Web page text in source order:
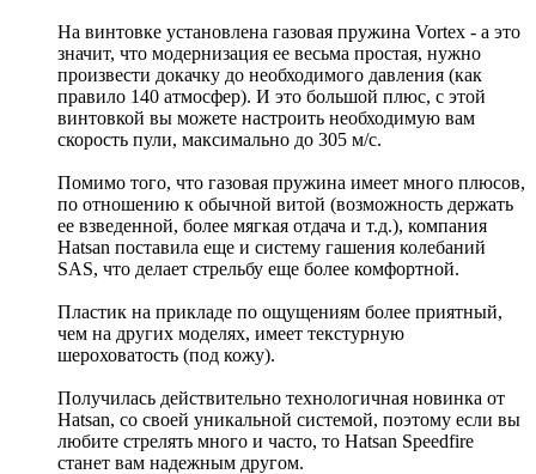
На винтовке установлена газовая пружина Vortex - а это
значит, что модернизация ее весьма простая, нужно
произвести докачку до необходимого давления (как
правило 140 атмосфер). И это большой плюс, с этой
винтовкой вы можете настроить необходимую вам
скорость пули, максимально до 305 м/с.
Помимо того, что газовая пружина имеет много плюсов,
по отношению к обычной витой (возможность держать
ее взведенной, более мягкая отдача и т.д.), компания
Hatsan поставила еще и систему гашения колебаний
SAS, что делает стрельбу еще более комфортной.
Пластик на прикладе по ощущениям более приятный,
чем на других моделях, имеет текстурную
шероховатость (под кожу).
Получилась действительно технологичная новинка от
Hatsan, со своей уникальной системой, поэтому если вы
любите стрелять много и часто, то Hatsan Speedfire
станет вам надежным другом.